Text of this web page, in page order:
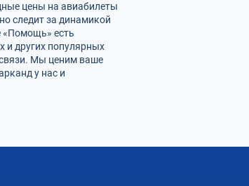
цены на авиабилеты
следит за динамикой
«Помощь» есть
и других популярных
связи. Мы ценим ваше
у нас и